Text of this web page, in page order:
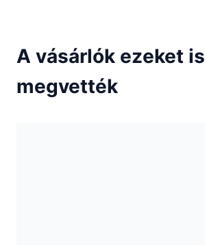
A vásárlók ezeket is
megvették